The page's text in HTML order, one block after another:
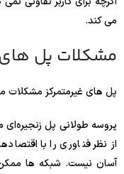
می کند.
مشکلات پل های
پل های غیرمتمرکز مشکلات
پروسه طولانی پل
از نظر فناوری را با
آسان نیست. شبکه ها